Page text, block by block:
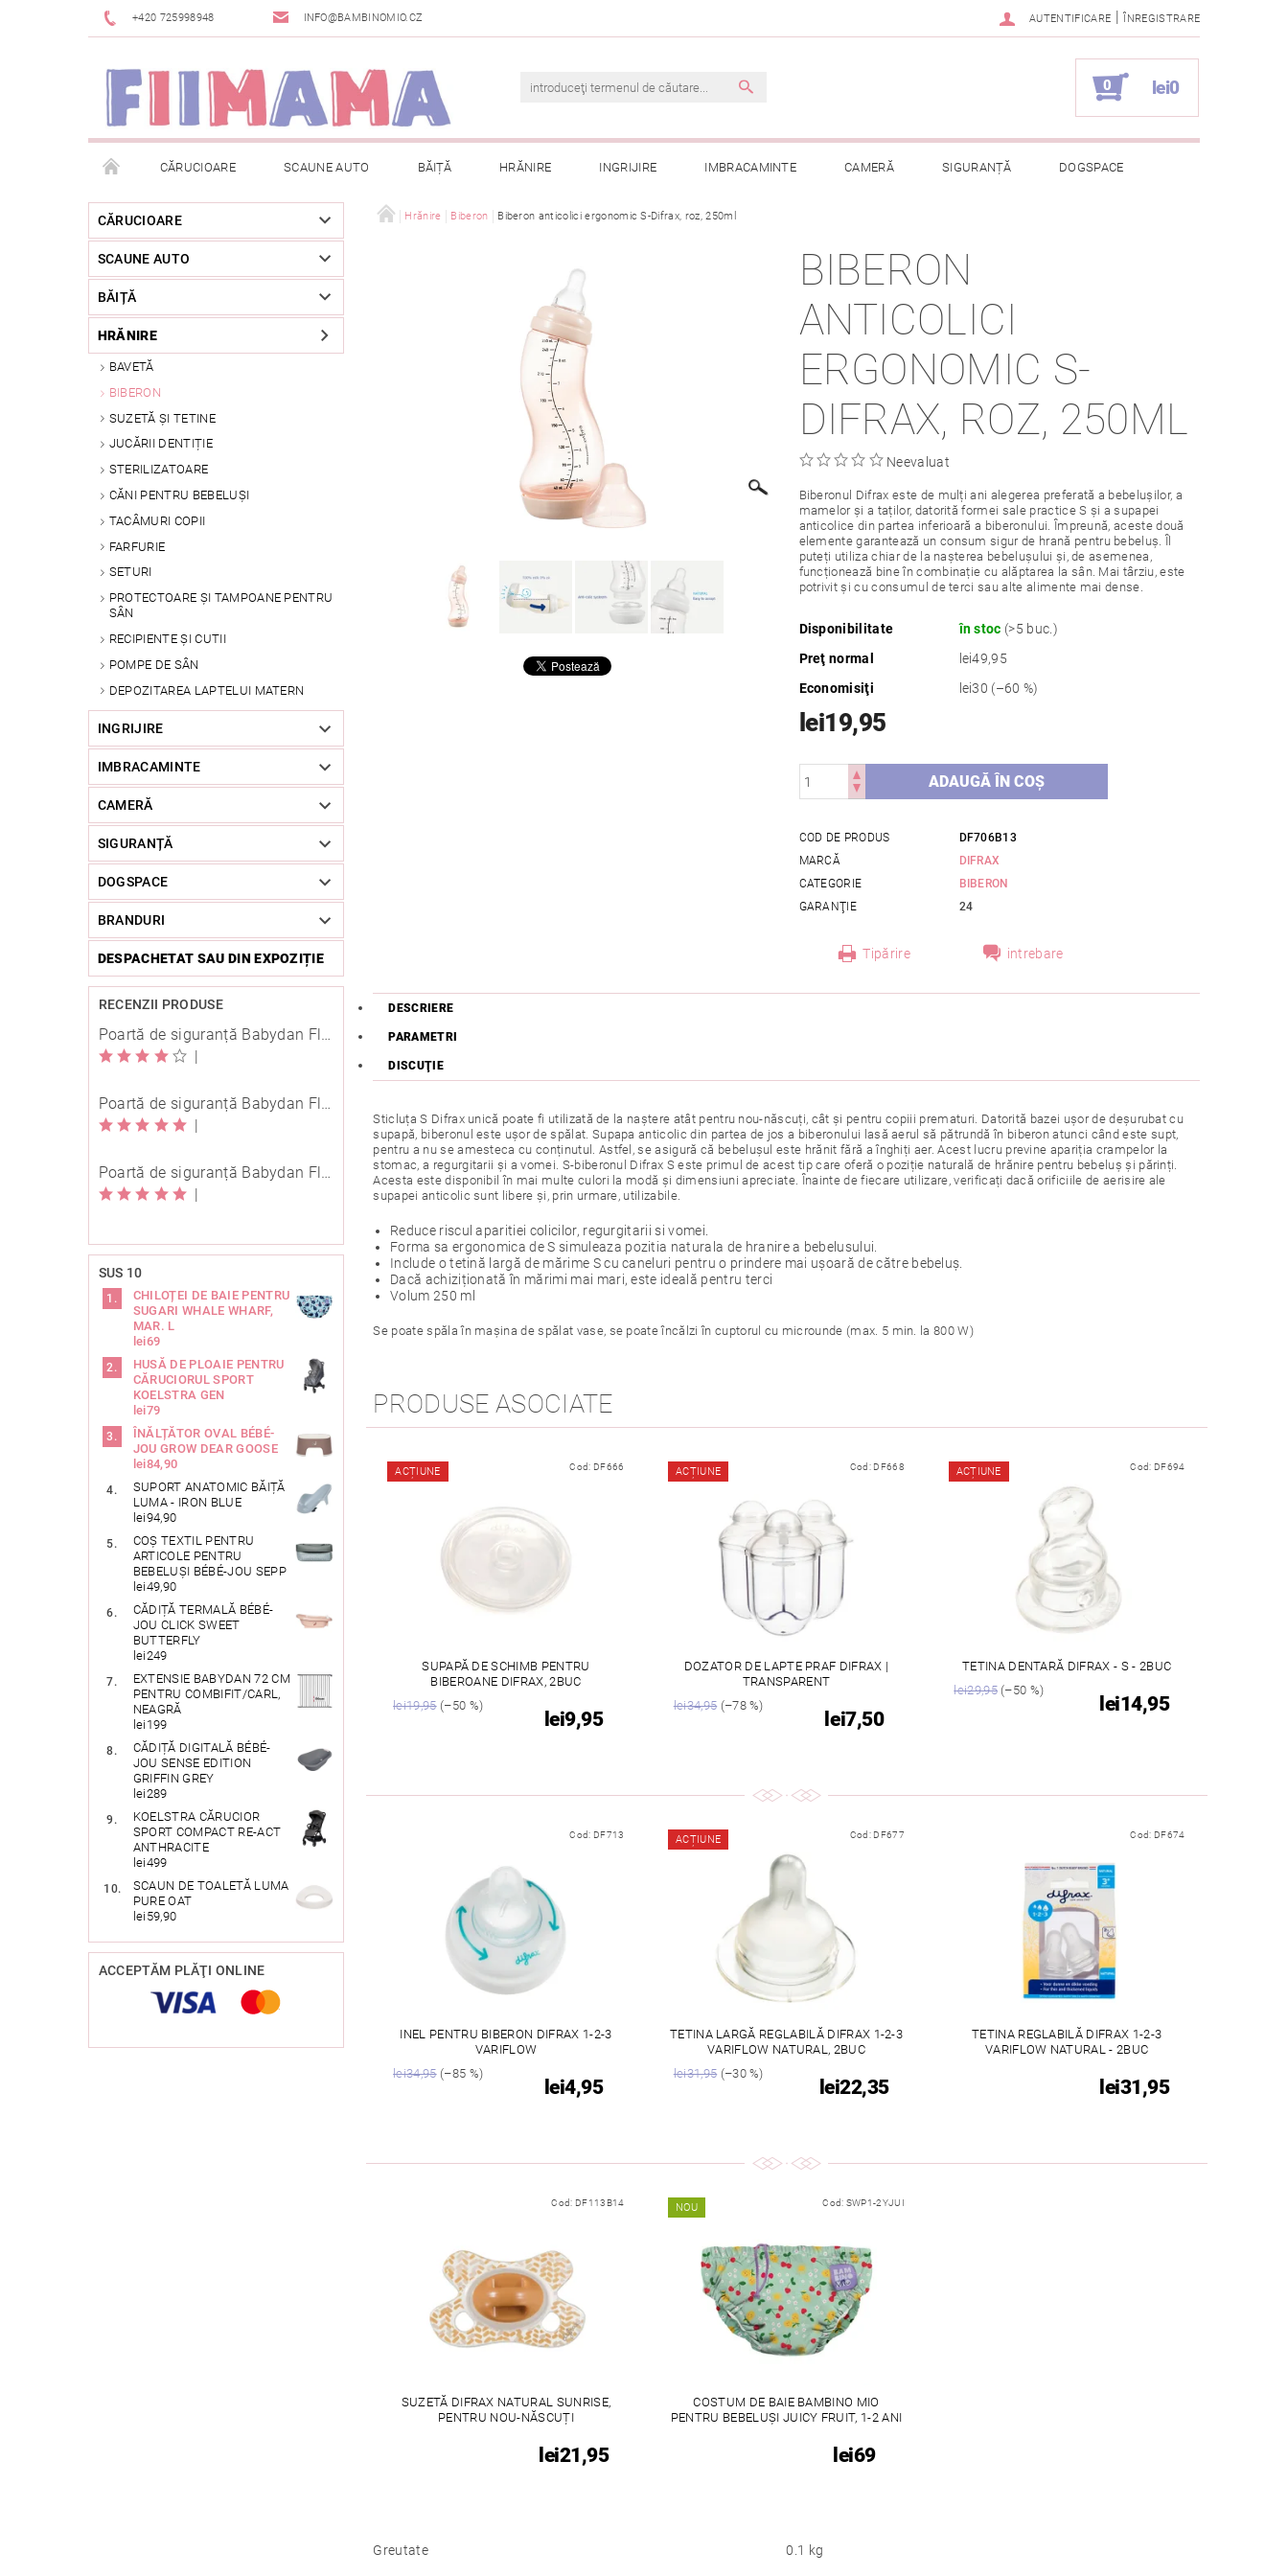
+420 725998948 INFO@BAMBINOMIO.CZ AUTENTIFICARE | ÎNREGISTRARE
0 lei0
CĂRUCIOARE SCAUNE AUTO BĂIȚĂ HRĂNIRE INGRIJIRE IMBRACAMINTE CAMERĂ SIGURANȚĂ DOGSPACE
BRANDURI DESPACHETAT SAU DIN EXPOZIȚIE TERMENI ȘI CONDIȚII CONTACT
RETURNAREA MĂRFII METODE DE PLATĂ COMANDA MEA
CĂRUCIOARE
SCAUNE AUTO
BĂIȚĂ
HRĂNIRE
BAVETĂ
BIBERON
SUZETĂ ȘI TETINE
JUCĂRII DENTIȚIE
STERILIZATOARE
CĂNI PENTRU BEBELUȘI
TACÂMURI COPII
FARFURIE
SETURI
PROTECTOARE ȘI TAMPOANE PENTRU
SÂN
RECIPIENTE ȘI CUTII
POMPE DE SÂN
DEPOZITAREA LAPTELUI MATERN
INGRIJIRE
IMBRACAMINTE
CAMERĂ
SIGURANȚĂ
DOGSPACE
BRANDURI
DESPACHETAT SAU DIN EXPOZIȚIE
RECENZII PRODUSE
Poartă de siguranță Babydan Flexi Fit metal albă 67-105,5 cm cu înșurubare
Poartă de siguranță Babydan Flexi Fit metal neagră 67-105,5 cm cu înșurubare
Poartă de siguranță Babydan Flexi Fit metal neagră 67-105,5 cm cu înșurubare
SUS 10
CHILOȚEI DE BAIE PENTRU
SUGARI WHALE WHARF,
MAR. L
lei69
HUSĂ DE PLOAIE PENTRU
CĂRUCIORUL SPORT
KOELSTRA GEN
lei79
ÎNĂLȚĂTOR OVAL BÉBÉ-
JOU GROW DEAR GOOSE
lei84,90
SUPORT ANATOMIC BĂIȚĂ
LUMA - IRON BLUE
lei94,90
COȘ TEXTIL PENTRU
ARTICOLE PENTRU
BEBELUȘI BÉBÉ-JOU SEPP
lei49,90
CĂDIȚĂ TERMALĂ BÉBÉ-
JOU CLICK SWEET
BUTTERFLY
lei249
EXTENSIE BABYDAN 72 CM
PENTRU COMBIFIT/CARL,
NEAGRĂ
lei199
CĂDIȚĂ DIGITALĂ BÉBÉ-
JOU SENSE EDITION
GRIFFIN GREY
lei289
KOELSTRA CĂRUCIOR
SPORT COMPACT RE-ACT
ANTHRACITE
lei499
SCAUN DE TOALETĂ LUMA
PURE OAT
lei59,90
ACCEPTĂM PLĂŢI ONLINE
Hrănire Biberon Biberon anticolici ergonomic S-Difrax, roz, 250ml
BIBERON
ANTICOLICI
ERGONOMIC S-
DIFRAX, ROZ, 250ML
Neevaluat
Biberonul Difrax este de mulți ani alegerea preferată a bebelușilor, a
mamelor și a taților, datorită formei sale practice S și a supapei
anticolice din partea inferioară a biberonului. Împreună, aceste două
elemente garantează un consum sigur de hrană pentru bebeluș. Îl
puteți utiliza chiar de la nașterea bebelușului și, de asemenea,
funcționează bine în combinație cu alăptarea la sân. Mai târziu, este
potrivit și cu consumul de terci sau alte alimente mai dense.
Disponibilitate în stoc (>5 buc.)
Preţ normal
lei49,95
Economisiţi
lei30 (–60 %)
lei19,95
COD DE PRODUS
DF706B13
MARCĂ
DIFRAX
CATEGORIE
BIBERON
GARANŢIE
24
Tipărire intrebare
DESCRIERE
PARAMETRI
DISCUŢIE
Sticluța S Difrax unică poate fi utilizată de la naștere atât pentru nou-născuți, cât și pentru copiii prematuri. Datorită bazei ușor de deșurubat cu
supapă, biberonul este ușor de spălat. Supapa anticolic din partea de jos a biberonului lasă aerul să pătrundă în biberon atunci când este supt,
pentru a nu se amesteca cu conținutul. Astfel, se asigură că bebelușul este hrănit fără a înghiți aer. Acest lucru previne apariția crampelor la
stomac, a regurgitarii și a vomei. S-biberonul Difrax S este primul de acest tip care oferă o poziție naturală de hrănire pentru bebeluș și părinți.
Acesta este disponibil în mai multe culori la modă și dimensiuni apreciate. Înainte de fiecare utilizare, verificați dacă orificiile de aerisire ale
supapei anticolic sunt libere și, prin urmare, utilizabile.
Reduce riscul aparitiei colicilor, regurgitarii si vomei.
Forma sa ergonomica de S simuleaza pozitia naturala de hranire a bebelusului.
Include o tetină largă de mărime S cu caneluri pentru o prindere mai ușoară de către bebeluș.
Dacă achiziționată în mărimi mai mari, este ideală pentru terci
Volum 250 ml
Se poate spăla în mașina de spălat vase, se poate încălzi în cuptorul cu microunde (max. 5 min. la 800 W)
PRODUSE ASOCIATE
ACȚIUNE Cod: DF666
SUPAPĂ DE SCHIMB PENTRU
BIBEROANE DIFRAX, 2BUC
lei19,95(–50 %)
lei9,95
ACȚIUNE Cod: DF668
DOZATOR DE LAPTE PRAF DIFRAX |
TRANSPARENT
lei34,95(–78 %)
lei7,50
ACȚIUNE Cod: DF694
TETINA DENTARĂ DIFRAX - S - 2BUC
lei29,95(–50 %)
lei14,95
Cod: DF713
INEL PENTRU BIBERON DIFRAX 1-2-3
VARIFLOW
lei34,95(–85 %)
lei4,95
ACȚIUNE Cod: DF677
TETINA LARGĂ REGLABILĂ DIFRAX 1-2-3
VARIFLOW NATURAL, 2BUC
lei31,95(–30 %)
lei22,35
Cod: DF674
TETINA REGLABILĂ DIFRAX 1-2-3
VARIFLOW NATURAL - 2BUC
lei31,95
Cod: DF113B14
SUZETĂ DIFRAX NATURAL SUNRISE,
PENTRU NOU-NĂSCUȚI
lei21,95
NOU Cod: SWP1-2YJUI
COSTUM DE BAIE BAMBINO MIO
PENTRU BEBELUȘI JUICY FRUIT, 1-2 ANI
lei69
Greutate 0.1 kg